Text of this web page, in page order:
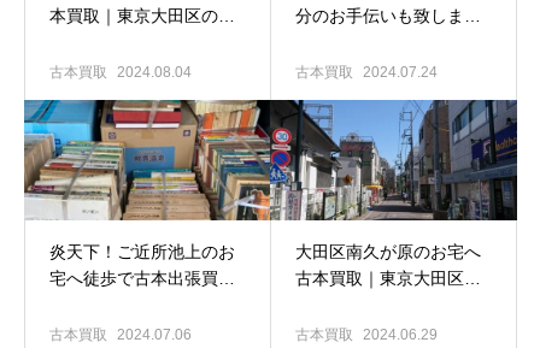
本買取｜東京大田区の古
揚羽堂
古本買取 2024.08.04
分のお手伝いも致しま
出張買取専門店 古書窟揚
古本買取 2024.07.24
炎天下！ご近所池上のお
宅へ徒歩で古本出張買取♪
専門店 古書窟揚羽堂
古本買取 2024.07.06
大田区南久が原のお宅へ
古本買取｜東京大田区の
窟揚羽堂
古本買取 2024.06.29